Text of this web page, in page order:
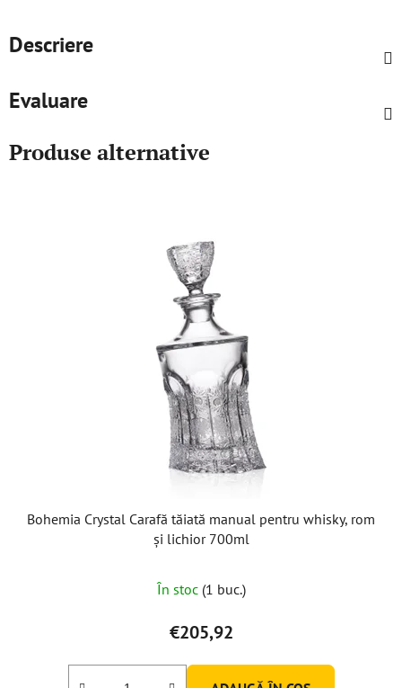
Descriere
Evaluare
Produse alternative
Bohemia Crystal Carafă tăiată manual pentru whisky, rom
și lichior 700ml
În stoc (1 buc.)
€205,92